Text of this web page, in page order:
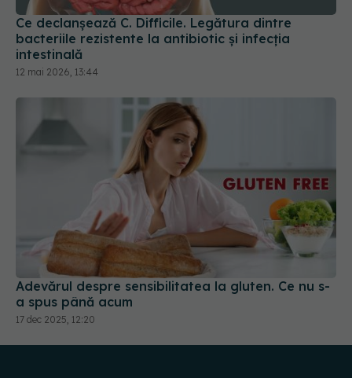
Ce declanșează C. Difficile. Legătura dintre
bacteriile rezistente la antibiotic și infecția
intestinală
12 mai 2026, 13:44
Adevărul despre sensibilitatea la gluten. Ce nu s-
a spus până acum
17 dec 2025, 12:20